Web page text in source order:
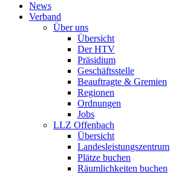
News
Verband
Über uns
Übersicht
Der HTV
Präsidium
Geschäftsstelle
Beauftragte & Gremien
Regionen
Ordnungen
Jobs
LLZ Offenbach
Übersicht
Landesleistungszentrum
Plätze buchen
Räumlichkeiten buchen